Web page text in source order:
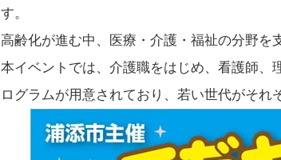
す。
高齢化が進む中、医療・介護・福祉の分野を
本イベントでは、介護職をはじめ、 看護師、
ログラムが用意されており、若い世代がそれ